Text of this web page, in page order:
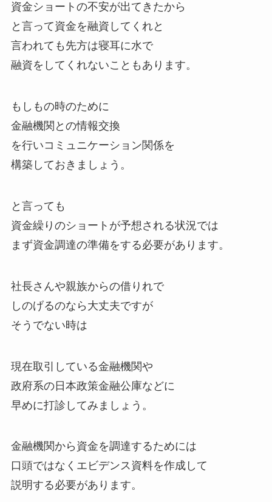
資金ショートの不安が出てきたから
と言って資金を融資してくれと
言われても先方は寝耳に水で
融資をしてくれないこともあります。
もしもの時のために
金融機関との情報交換
を行いコミュニケーション関係を
構築しておきましょう。
と言っても
資金繰りのショートが予想される状況では
まず資金調達の準備をする必要があります。
社長さんや親族からの借りれで
しのげるのなら大丈夫ですが
そうでない時は
現在取引している金融機関や
政府系の日本政策金融公庫などに
早めに打診してみましょう。
金融機関から資金を調達するためには
口頭ではなくエビデンス資料を作成して
説明する必要があります。